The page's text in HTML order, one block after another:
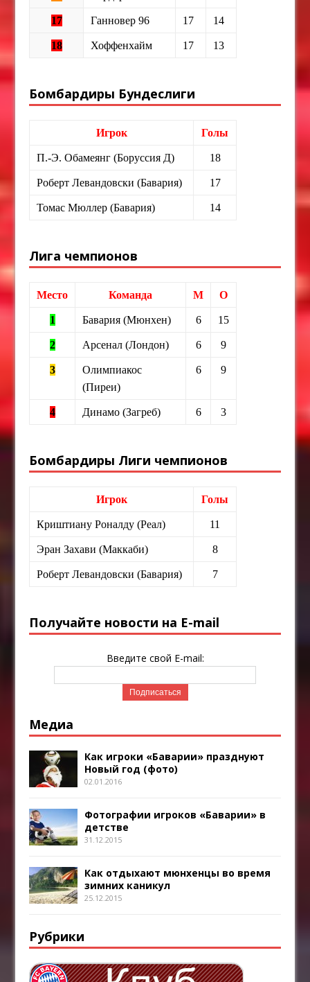
17 Ганновер 96 17 14
18 Хоффенхайм 17 13
Бомбардиры Бундеслиги
Игрок Голы
П.-Э. Обамеянг (Боруссия Д) 18
Роберт Левандовски (Бавария) 17
Томас Мюллер (Бавария) 14
Лига чемпионов
Место Команда М О
1 Бавария (Мюнхен) 6 15
2 Арсенал (Лондон) 6 9
3
Олимпиакос
(Пиреи)
6 9
4 Динамо (Загреб) 6 3
Бомбардиры Лиги чемпионов
Игрок Голы
Криштиану Роналду (Реал) 11
Эран Захави (Маккаби) 8
Роберт Левандовски (Бавария) 7
Получайте новости на E-mail
Введите свой E-mail:
Медиа
Как игроки «Баварии» празднуют
Новый год (фото)
02.01.2016
Фотографии игроков «Баварии» в
детстве
31.12.2015
Как отдыхают мюнхенцы во время
зимних каникул
25.12.2015
Рубрики